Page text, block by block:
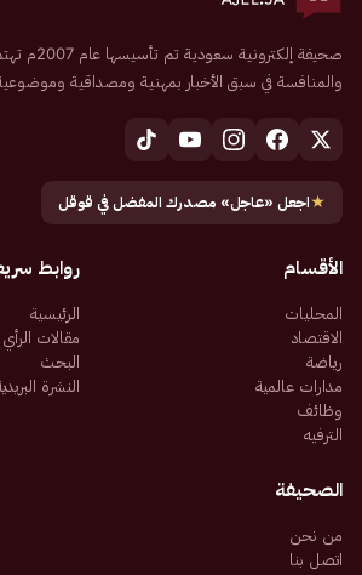
صحيفة
والمنافسة في سبق الأخبار بمهنية ومصداقية
★اجعل «عاجل» مصدرك المفضل في قوقل
الأقسام
المحليات
الاقتصاد
رياضة
مدارات عالمية
وظائف
الترفيه
روابط
الرئيسية
مقالات الرأي
البحث
النشرة
الصحيفة
من نحن
اتصل بنا